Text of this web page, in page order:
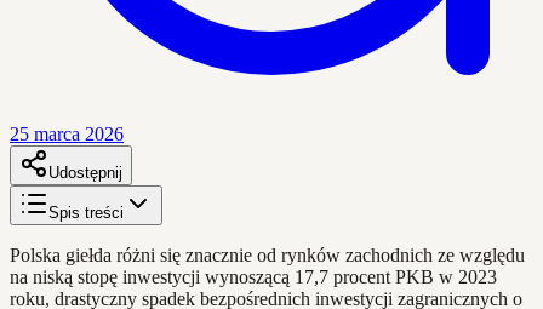
25 marca 2026
Udostępnij
Spis treści
Polska giełda różni się znacznie od rynków zachodnich ze względu
na niską stopę inwestycji wynoszącą 17,7 procent PKB w 2023
roku, drastyczny spadek bezpośrednich inwestycji zagranicznych o